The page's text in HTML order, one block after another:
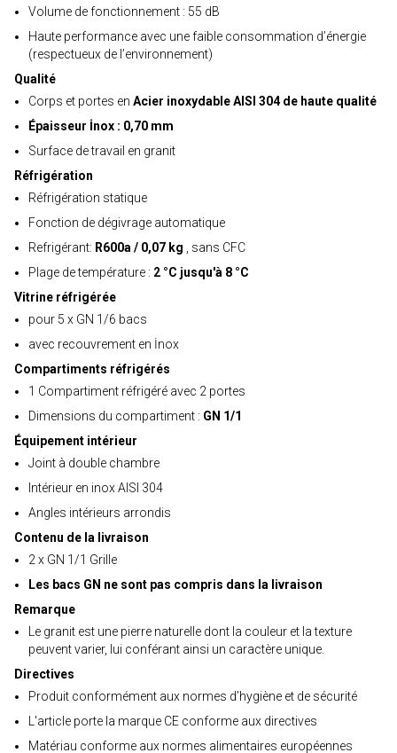
Volume de fonctionnement : 55 dB
Haute performance avec une faible consommation d’énergie
(respectueux de l’environnement)
Qualité
Corps et portes en Acier inoxydable AISI 304 de haute qualité
Épaisseur İnox : 0,70 mm
Surface de travail en granit
Réfrigération
Réfrigération statique
Fonction de dégivrage automatique
Refrigérant: R600a / 0,07 kg , sans CFC
Plage de température : 2 °C jusqu'à 8 °C
Vitrine réfrigérée
pour 5 x GN 1/6 bacs
avec recouvrement en İnox
Compartiments réfrigérés
1 Compartiment réfrigéré avec 2 portes
Dimensions du compartiment : GN 1/1
Équipement intérieur
Joint à double chambre
Intérieur en inox AISI 304
Angles intérieurs arrondis
Contenu de la livraison
2 x GN 1/1 Grille
Les bacs GN ne sont pas compris dans la livraison
Remarque
Le granit est une pierre naturelle dont la couleur et la texture
peuvent varier, lui conférant ainsi un caractère unique.
Directives
Produit conformément aux normes d’hygiène et de sécurité
L'article porte la marque CE conforme aux directives
Matériau conforme aux normes alimentaires européennes